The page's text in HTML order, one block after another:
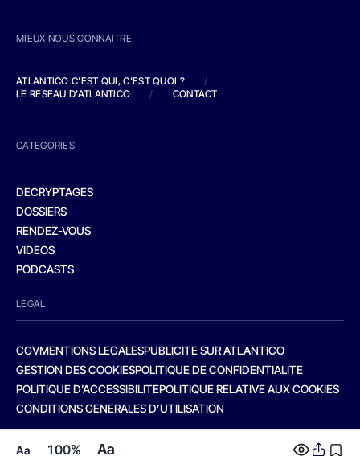
Aa 100% Aa
MIEUX NOUS CONNAITRE
ATLANTICO C'EST QUI, C'EST QUOI ?
/
LE RESEAU D'ATLANTICO
/ CONTACT
CATEGORIES
DECRYPTAGES
DOSSIERS
RENDEZ-VOUS
VIDEOS
PODCASTS
LEGAL
CGVMENTIONS LEGALESPUBLICITE SUR ATLANTICO
GESTION DES COOKIESPOLITIQUE DE CONFIDENTIALITE
POLITIQUE D’ACCESSIBILITEPOLITIQUE RELATIVE AUX COOKIES
CONDITIONS GENERALES D’UTILISATION